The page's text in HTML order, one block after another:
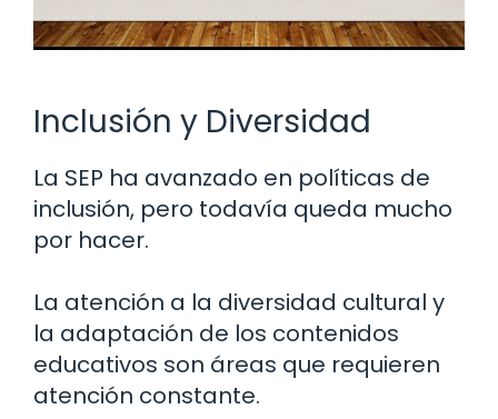
Inclusión y Diversidad
La SEP ha avanzado en políticas de
inclusión, pero todavía queda mucho
por hacer.
La atención a la diversidad cultural y
la adaptación de los contenidos
educativos son áreas que requieren
atención constante.